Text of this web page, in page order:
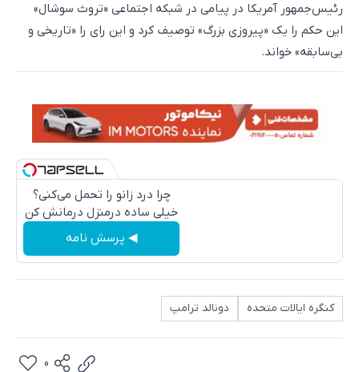
رئیس‌جمهور آمریکا در پیامی در شبکه اجتماعی «تروث سوشال»
این حکم را یک «پیروزی بزرگ» توصیف کرد و این رای را «تاریخی و
بی‌سابقه» خواند.
چرا درد زانو را تحمل می‌کنی؟
خیلی ساده درمنزل درمانش کن
◀ پرسش نامه
کنگره ایالات متحده دونالد ترامپ
0